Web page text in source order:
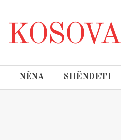
NËNA SHËNDETI